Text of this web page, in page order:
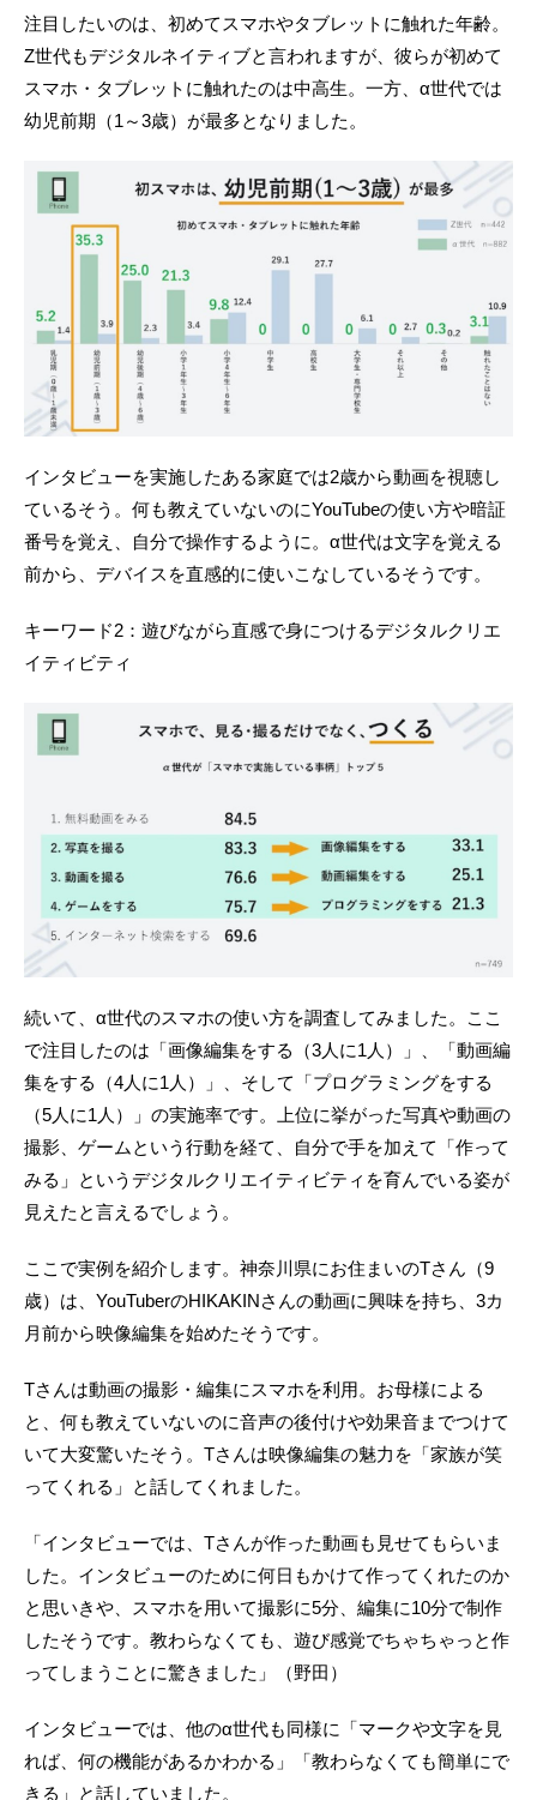
注目したいのは、初めてスマホやタブレットに触れた年齢。
Z世代もデジタルネイティブと言われますが、彼らが初めて
スマホ・タブレットに触れたのは中高生。一方、α世代では
幼児前期（1～3歳）が最多となりました。
インタビューを実施したある家庭では2歳から動画を視聴し
ているそう。何も教えていないのにYouTubeの使い方や暗証
番号を覚え、自分で操作するように。α世代は文字を覚える
前から、デバイスを直感的に使いこなしているそうです。
キーワード2：遊びながら直感で身につけるデジタルクリエ
イティビティ
続いて、α世代のスマホの使い方を調査してみました。ここ
で注目したのは「画像編集をする（3人に1人）」、「動画編
集をする（4人に1人）」、そして「プログラミングをする
（5人に1人）」の実施率です。上位に挙がった写真や動画の
撮影、ゲームという行動を経て、自分で手を加えて「作って
みる」というデジタルクリエイティビティを育んでいる姿が
見えたと言えるでしょう。
ここで実例を紹介します。神奈川県にお住まいのTさん（9
歳）は、YouTuberのHIKAKINさんの動画に興味を持ち、3カ
月前から映像編集を始めたそうです。
Tさんは動画の撮影・編集にスマホを利用。お母様による
と、何も教えていないのに音声の後付けや効果音までつけて
いて大変驚いたそう。Tさんは映像編集の魅力を「家族が笑
ってくれる」と話してくれました。
「インタビューでは、Tさんが作った動画も見せてもらいま
した。インタビューのために何日もかけて作ってくれたのか
と思いきや、スマホを用いて撮影に5分、編集に10分で制作
したそうです。教わらなくても、遊び感覚でちゃちゃっと作
ってしまうことに驚きました」（野田）
インタビューでは、他のα世代も同様に「マークや文字を見
れば、何の機能があるかわかる」「教わらなくても簡単にで
きる」と話していました。